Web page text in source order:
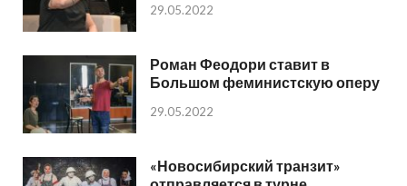
29.05.2022
Роман Феодори ставит в
Большом феминистскую оперу
29.05.2022
«Новосибирский транзит»